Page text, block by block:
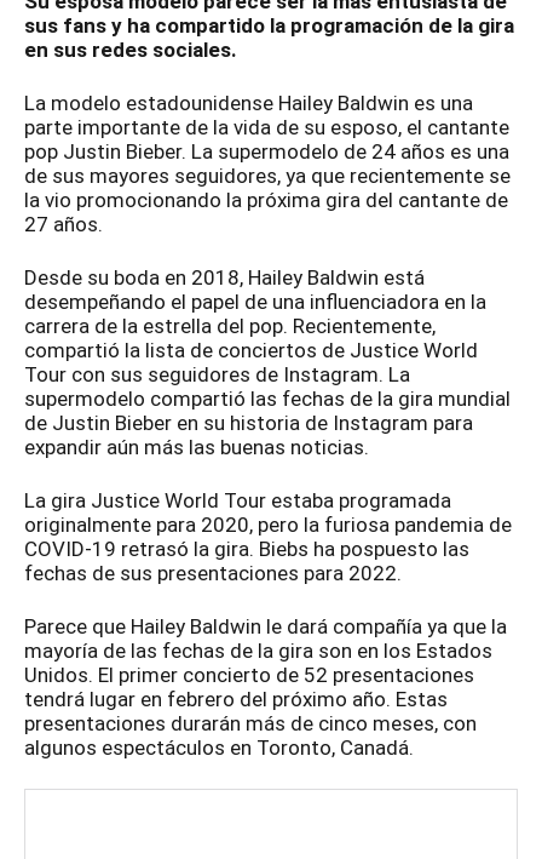
sus fans y ha compartido la programación de la gira
en sus redes sociales.
La modelo estadounidense Hailey Baldwin es una
parte importante de la vida de su esposo, el cantante
pop Justin Bieber. La supermodelo de 24 años es una
de sus mayores seguidores, ya que recientemente se
la vio promocionando la próxima gira del cantante de
27 años.
Desde su boda en 2018, Hailey Baldwin está
desempeñando el papel de una influenciadora en la
carrera de la estrella del pop. Recientemente,
compartió la lista de conciertos de Justice World
Tour con sus seguidores de Instagram. La
supermodelo compartió las fechas de la gira mundial
de Justin Bieber en su historia de Instagram para
expandir aún más las buenas noticias.
La gira Justice World Tour estaba programada
originalmente para 2020, pero la furiosa pandemia de
COVID-19 retrasó la gira. Biebs ha pospuesto las
fechas de sus presentaciones para 2022.
Parece que Hailey Baldwin le dará compañía ya que la
mayoría de las fechas de la gira son en los Estados
Unidos. El primer concierto de 52 presentaciones
tendrá lugar en febrero del próximo año. Estas
presentaciones durarán más de cinco meses, con
algunos espectáculos en Toronto, Canadá.